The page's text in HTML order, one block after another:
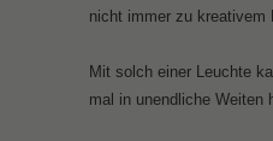
nicht immer zu kreativem
Mit solch einer Leuchte
mal in unendliche Weiten